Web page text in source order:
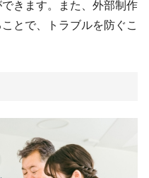
きます。また、外部制作
とで、トラブルを防ぐこ